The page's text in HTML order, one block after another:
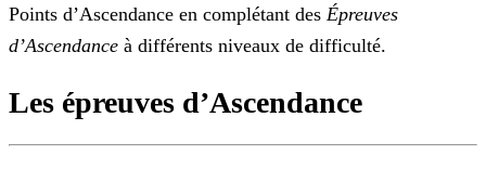
Points d’Ascendance en complétant des Épreuves
d’Ascendance à différents niveaux de difficulté.
Les épreuves d’Ascendance